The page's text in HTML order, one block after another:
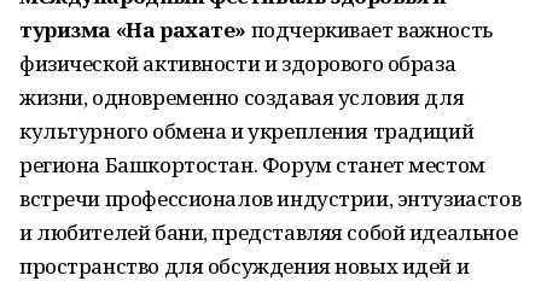
туризма «На рахате» подчеркивает важность
физической активности и здорового образа
жизни, одновременно создавая условия для
культурного обмена и укрепления традиций
региона Башкортостан. Форум станет местом
встречи профессионалов индустрии, энтузиастов
и любителей бани, представляя собой идеальное
пространство для обсуждения новых идей и